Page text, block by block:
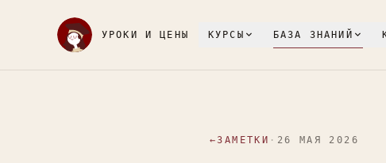
УРОКИ И ЦЕНЫ КУРСЫ БАЗА ЗНАНИЙ
←ЗАМЕТКИ · 26 МАЯ 2026